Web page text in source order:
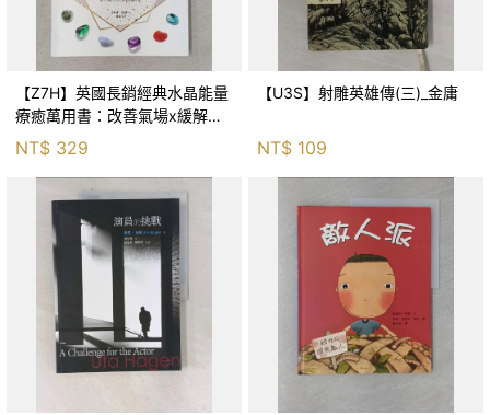
【Z7H】英國長銷經典水晶能量
療癒萬用書：改善氣場x緩解疼
痛x穩定身心x增加財富x促進人
緣，250種水晶礦石給你最完整
的生活對策_菲利
NT$ 329
【U3S】射雕英雄傳(三)_金庸
NT$ 109